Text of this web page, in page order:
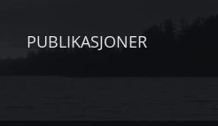
PUBLIKASJONER